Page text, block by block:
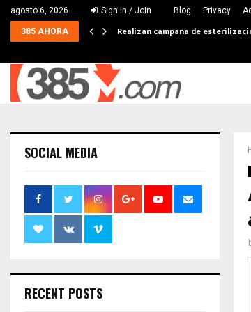
agosto 6, 2026 Sign in / Join Blog Privacy
385 AHORA Realizan campaña de
SOCIAL MEDIA
RECENT POSTS